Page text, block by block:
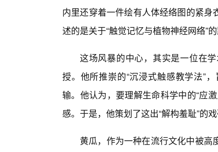
内里还穿着一件绘有人体经络图的紧
述的是关于“触觉记忆与植物神经网络”
这场风暴的中心，其实是一位在
授。他所推崇的“沉浸式触感教学法”
输。他认为，要理解生命科学中的“应
感。于是，他策划了这出“解构羞耻”的
黄瓜，作为一种在流行文化中被